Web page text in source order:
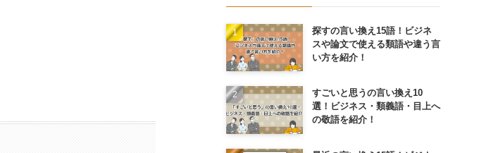
探すの言い換え15語！ビジネ
スや論文で使える類語や違う言
い方を紹介！
すごいと思うの言い換え10
選！ビジネス・類義語・目上へ
の敬語を紹介！